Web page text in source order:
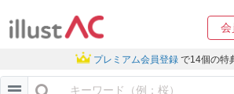
会
プレミアム会員登録 で14個の特